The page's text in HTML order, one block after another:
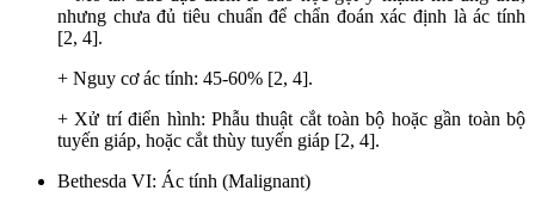
nhưng chưa đủ tiêu chuẩn để chẩn đoán xác định là ác tính
[2, 4].
+ Nguy cơ ác tính: 45-60% [2, 4].
+ Xử trí điển hình: Phẫu thuật cắt toàn bộ hoặc gần toàn bộ
tuyến giáp, hoặc cắt thùy tuyến giáp [2, 4].
Bethesda VI: Ác tính (Malignant)